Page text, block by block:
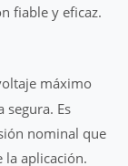
fiable y eficaz.
máximo
Es
nominal que
la aplicación.